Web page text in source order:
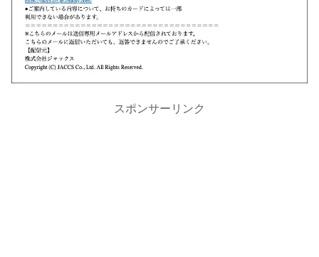
スポンサーリンク